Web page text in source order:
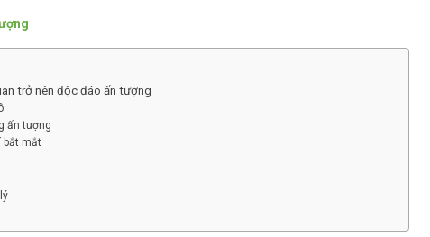
trở nên độc đáo ấn tượng
ấn tượng
bắt mắt